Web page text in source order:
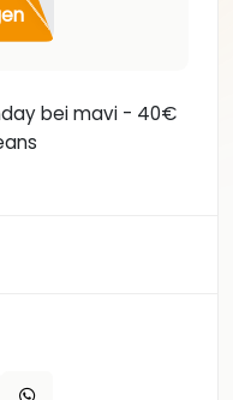
bei mavi - 40€